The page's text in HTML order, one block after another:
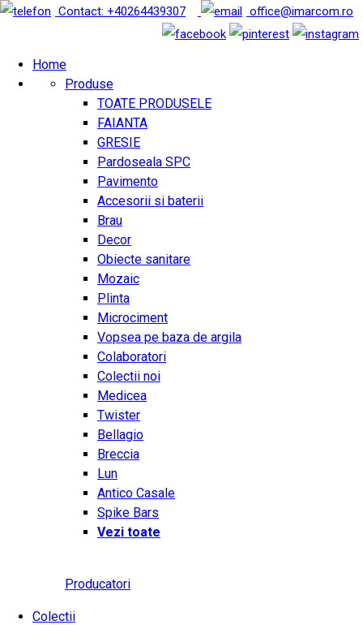
Contact: +40264439307 office@imarcom.ro
Home
Produse
TOATE PRODUSELE
FAIANTA
GRESIE
Pardoseala SPC
Pavimento
Accesorii si baterii
Brau
Decor
Obiecte sanitare
Mozaic
Plinta
Microciment
Vopsea pe baza de argila
Colaboratori
Colectii noi
Medicea
Twister
Bellagio
Breccia
Lun
Antico Casale
Spike Bars
Vezi toate
Producatori
Colectii